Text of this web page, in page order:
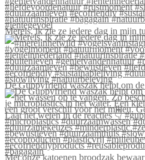
Merels, ik zie ze iedere dag in mijn
De Guppyfriend waszak helpt om
Met onze katoenen broodzak